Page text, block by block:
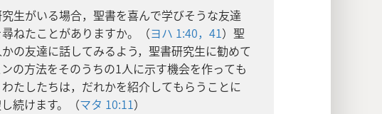
生がいる場合，聖書を喜んで学びそうな友達
ねたことがありますか。（ヨハ 1:40，41）聖
の友達に話してみるよう，聖書研究生に勧めて
の方法をそのうちの1人に示す機会を作っても
たしたちは，だれかを紹介してもらうことに
続けます。（マタ 10:11）